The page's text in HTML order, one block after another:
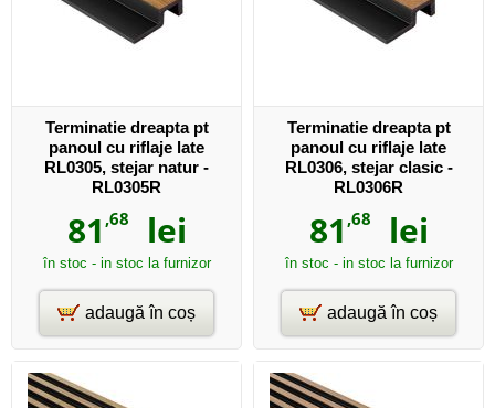
Terminatie dreapta pt
panoul cu riflaje late
RL0305, stejar natur -
RL0305R
81 ,68 lei
în stoc - in stoc la furnizor
adaugă în coș
Terminatie dreapta pt
panoul cu riflaje late
RL0306, stejar clasic -
RL0306R
81 ,68 lei
în stoc - in stoc la furnizor
adaugă în coș